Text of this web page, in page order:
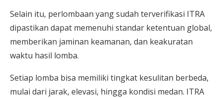
Selain itu, perlombaan yang sudah terverifikasi ITRA
dipastikan dapat memenuhi standar ketentuan global,
memberikan jaminan keamanan, dan keakuratan
waktu hasil lomba.
Setiap lomba bisa memiliki tingkat kesulitan berbeda,
mulai dari jarak, elevasi, hingga kondisi medan. ITRA